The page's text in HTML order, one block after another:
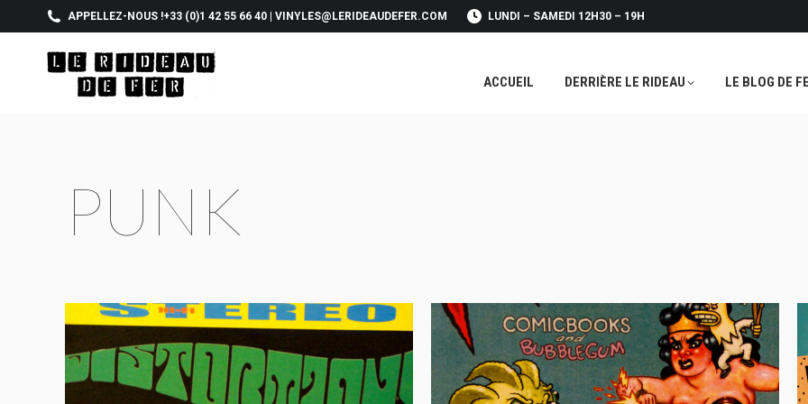
APPELLEZ-NOUS !+33 (0)1 42 55 66 40 VINYLES@LERIDEAUDEFER.COM LUNDI – SAMEDI 12H30 – 19H
ACCUEIL DERRIÈRE LE RIDEAU LE BLOG DE
PUNK